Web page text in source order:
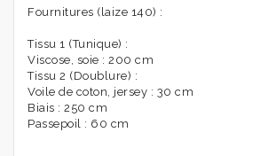
Fournitures (laize 140) :
Tissu 1 (Tunique) :
Viscose, soie : 200 cm
Tissu 2 (Doublure) :
Voile de coton, jersey : 30 cm
Biais : 250 cm
Passepoil : 60 cm